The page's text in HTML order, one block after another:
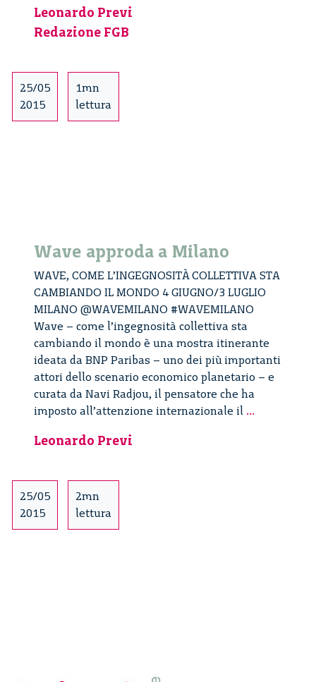
Leonardo Previ
Redazione FGB
25/05
2015
1mn
lettura
Wave approda a Milano
WAVE, COME L’INGEGNOSITÀ COLLETTIVA STA
CAMBIANDO IL MONDO 4 GIUGNO/3 LUGLIO
MILANO @WAVEMILANO #WAVEMILANO
Wave – come l’ingegnosità collettiva sta
cambiando il mondo è una mostra itinerante
ideata da BNP Paribas – uno dei più importanti
attori dello scenario economico planetario – e
curata da Navi Radjou, il pensatore che ha
imposto all’attenzione internazionale il ...
Leonardo Previ
25/05
2015
2mn
lettura